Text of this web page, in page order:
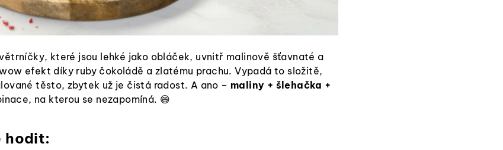
které jsou lehké jako obláček, uvnitř malinově šťavnaté a
efekt díky ruby čokoládě a zlatému prachu. Vypadá to složitě,
těsto, zbytek už je čistá radost. A ano – maliny + šlehačka +
na kterou se nezapomíná. 😄
hodit: